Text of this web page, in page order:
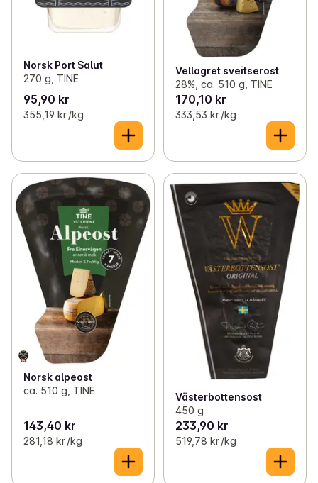
Norsk Port Salut
270 g, TINE
95,90 kr
355,19 kr /kg
Vellagret sveitserost
28%, ca. 510 g, TINE
170,10 kr
333,53 kr /kg
Norsk alpeost
ca. 510 g, TINE
143,40 kr
281,18 kr /kg
Västerbottensost
450 g
233,90 kr
519,78 kr /kg